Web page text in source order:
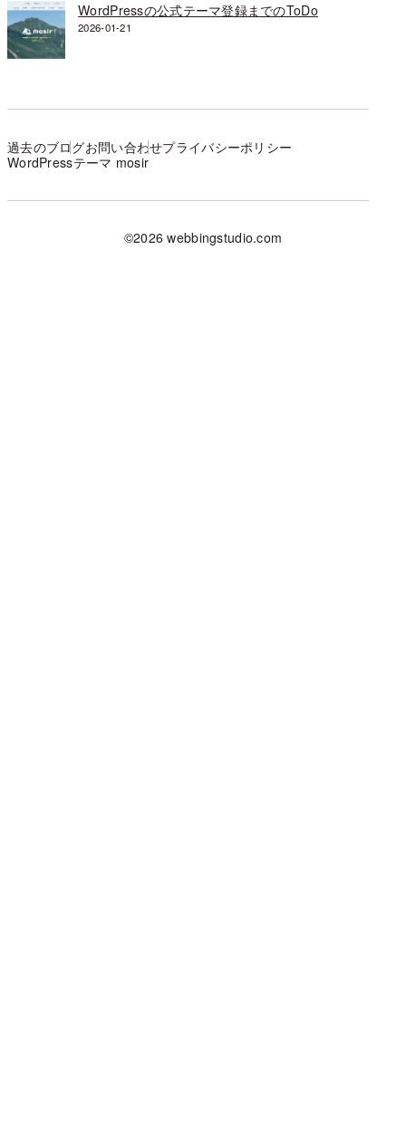
WordPressの公式テーマ登録までのToDo
2026-01-21
過去のブログお問い合わせプライバシーポリシー
WordPressテーマ mosir
©2026 webbingstudio.com